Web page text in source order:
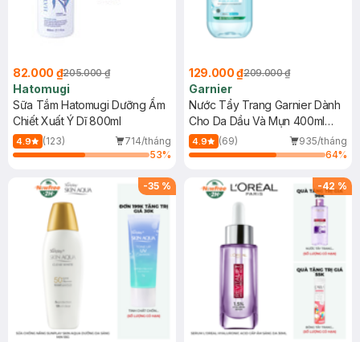
82.000 ₫205.000 ₫
Hatomugi
Sữa Tắm Hatomugi Dưỡng Ẩm
Chiết Xuất Ý Dĩ 800ml
4.9 (123)
714/tháng
53%
129.000 ₫209.000 ₫
Garnier
Nước Tẩy Trang Garnier Dành
Cho Da Dầu Và Mụn 400ml
(Mới)
4.9 (69)
935/tháng
64%
-35 % -42 %